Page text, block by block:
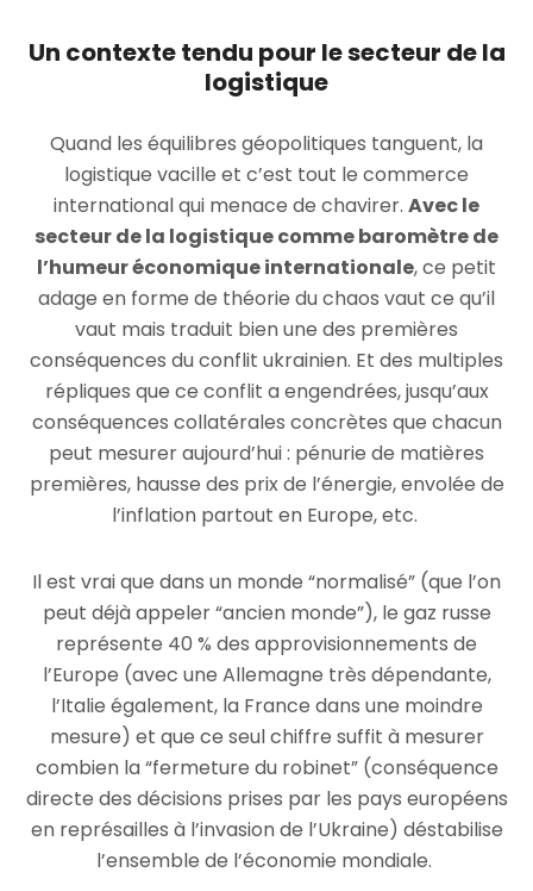
Un contexte tendu pour le secteur de la
logistique
Quand les équilibres géopolitiques tanguent, la
logistique vacille et c’est tout le commerce
international qui menace de chavirer. Avec le
secteur de la logistique comme baromètre de
l’humeur économique internationale, ce petit
adage en forme de théorie du chaos vaut ce qu’il
vaut mais traduit bien une des premières
conséquences du conflit ukrainien. Et des multiples
répliques que ce conflit a engendrées, jusqu’aux
conséquences collatérales concrètes que chacun
peut mesurer aujourd’hui : pénurie de matières
premières, hausse des prix de l’énergie, envolée de
l’inflation partout en Europe, etc.
Il est vrai que dans un monde “normalisé” (que l’on
peut déjà appeler “ancien monde”), le gaz russe
représente 40 % des approvisionnements de
l’Europe (avec une Allemagne très dépendante,
l’Italie également, la France dans une moindre
mesure) et que ce seul chiffre suffit à mesurer
combien la “fermeture du robinet” (conséquence
directe des décisions prises par les pays européens
en représailles à l’invasion de l’Ukraine) déstabilise
l’ensemble de l’économie mondiale.